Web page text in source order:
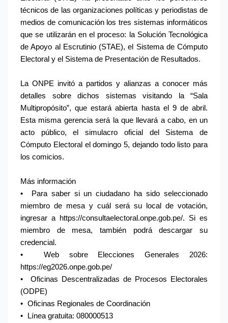
técnicos de las organizaciones políticas y periodistas de
medios de comunicación los tres sistemas informáticos
que se utilizarán en el proceso: la Solución Tecnológica
de Apoyo al Escrutinio (STAE), el Sistema de Cómputo
Electoral y el Sistema de Presentación de Resultados.
La ONPE invitó a partidos y alianzas a conocer más
detalles sobre dichos sistemas visitando la “Sala
Multipropósito”, que estará abierta hasta el 9 de abril.
Esta misma gerencia será la que llevará a cabo, en un
acto público, el simulacro oficial del Sistema de
Cómputo Electoral el domingo 5, dejando todo listo para
los comicios.
Más información
•
Para saber si un ciudadano ha sido seleccionado
miembro de mesa y cuál será su local de votación,
ingresar a https://consultaelectoral.onpe.gob.pe/. Si es
miembro de mesa, también podrá descargar su
credencial.
•
Web sobre Elecciones Generales 2026:
https://eg2026.onpe.gob.pe/
•
Oficinas Descentralizadas de Procesos Electorales
(ODPE)
• Oficinas Regionales de Coordinación
•
Línea gratuita: 080000513